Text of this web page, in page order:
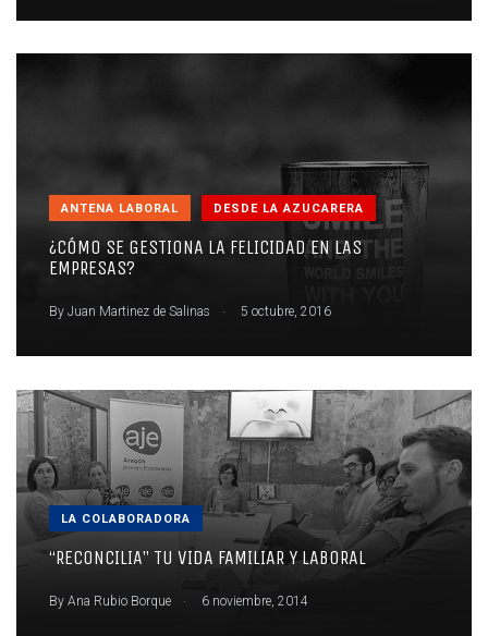
ANTENA LABORAL DESDE LA AZUCARERA
¿CÓMO SE GESTIONA LA FELICIDAD EN LAS
EMPRESAS?
By Juan Martinez de Salinas . 5 octubre, 2016
LA COLABORADORA
“RECONCILIA” TU VIDA FAMILIAR Y LABORAL
By Ana Rubio Borque . 6 noviembre, 2014